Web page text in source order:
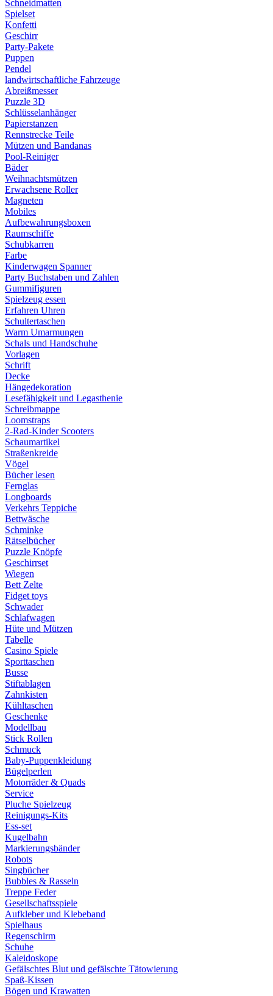
Schneidmatten
Spielset
Konfetti
Geschirr
Party-Pakete
Puppen
Pendel
landwirtschaftliche Fahrzeuge
Abreißmesser
Puzzle 3D
Schlüsselanhänger
Papierstanzen
Rennstrecke Teile
Mützen und Bandanas
Pool-Reiniger
Bäder
Weihnachtsmützen
Erwachsene Roller
Magneten
Mobiles
Aufbewahrungsboxen
Raumschiffe
Schubkarren
Farbe
Kinderwagen Spanner
Party Buchstaben und Zahlen
Gummifiguren
Spielzeug essen
Erfahren Uhren
Schultertaschen
Warm Umarmungen
Schals und Handschuhe
Vorlagen
Schrift
Decke
Hängedekoration
Lesefähigkeit und Legasthenie
Schreibmappe
Loomstraps
2-Rad-Kinder Scooters
Schaumartikel
Straßenkreide
Vögel
Bücher lesen
Fernglas
Longboards
Verkehrs Teppiche
Bettwäsche
Schminke
Rätselbücher
Puzzle Knöpfe
Geschirrset
Wiegen
Bett Zelte
Fidget toys
Schwader
Schlafwagen
Hüte und Mützen
Tabelle
Casino Spiele
Sporttaschen
Busse
Stiftablagen
Zahnkisten
Kühltaschen
Geschenke
Modellbau
Stick Rollen
Schmuck
Baby-Puppenkleidung
Bügelperlen
Motorräder & Quads
Service
Pluche Spielzeug
Reinigungs-Kits
Ess-set
Kugelbahn
Markierungsbänder
Robots
Singbücher
Bubbles & Rasseln
Treppe Feder
Gesellschaftsspiele
Aufkleber und Klebeband
Spielhaus
Regenschirm
Schuhe
Kaleidoskope
Gefälschtes Blut und gefälschte Tätowierung
Spaß-Kissen
Bögen und Krawatten